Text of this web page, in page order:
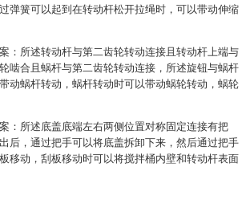
弹簧可以起到在转动杆松开拉绳时，可以带动伸缩
：所述转动杆与第二齿轮转动连接且转动杆上端与
啮合且蜗杆与第二齿轮转动连接，所述旋钮与蜗杆
动蜗杆转动，蜗杆转动时可以带动蜗轮转动，蜗轮
：所述底盖底端左右两侧位置对称固定连接有把
后，通过把手可以将底盖拆卸下来，然后通过把手
移动，刮板移动时可以将搅拌桶内壁和转动杆表面